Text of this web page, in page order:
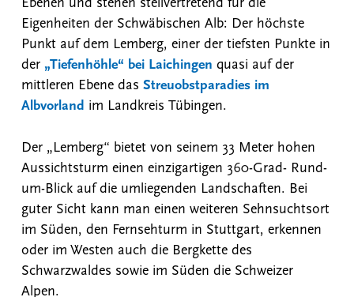
Ebenen und stehen stellvertretend für die
Eigenheiten der Schwäbischen Alb: Der höchste
Punkt auf dem Lemberg, einer der tiefsten Punkte in
der „Tiefenhöhle“ bei Laichingen quasi auf der
mittleren Ebene das Streuobstparadies im
Albvorland im Landkreis Tübingen.
Der „Lemberg“ bietet von seinem 33 Meter hohen
Aussichtsturm einen einzigartigen 360-Grad- Rund-
um-Blick auf die umliegenden Landschaften. Bei
guter Sicht kann man einen weiteren Sehnsuchtsort
im Süden, den Fernsehturm in Stuttgart, erkennen
oder im Westen auch die Bergkette des
Schwarzwaldes sowie im Süden die Schweizer
Alpen.